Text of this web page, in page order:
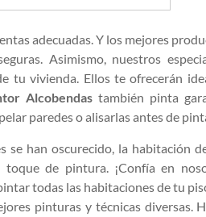
adecuadas. Y los mejores
Asimismo, nuestros
tu vivienda. Ellos te ofrecerán
Alcobendastambién pinta
paredes o alisarlas antes de
se han oscurecido, la habitación
de pintura. ¡Confía en
todas las habitaciones de tu
pinturas y técnicas diversas.